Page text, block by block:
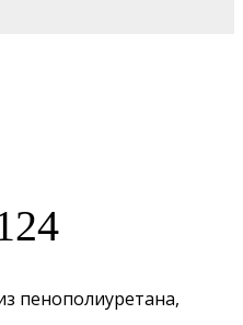
пенополиуретана,